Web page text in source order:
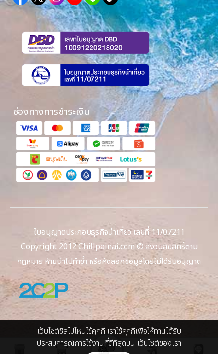
ช่องทางการชำระเงิน
ใบอนุญาตประกอบธุรกิจนำเที่ยว เลขที่ 11/07211
Copyright 2012 Chillpainai.com © สงวนลิขสิทธิ์ตาม
กฎหมาย ห้ามนำไปทำซ้ำ หรือคัดลอกข้อมูลโดยไม่ได้รับอนุญาต
เว็บไซต์ชิลไปไหนใช้คุกกี้ เราใช้คุกกี้เพื่อให้ท่านได้รับ
ประสบการณ์การใช้งานที่ดีที่สุดบน เว็บไซต์ของเรา